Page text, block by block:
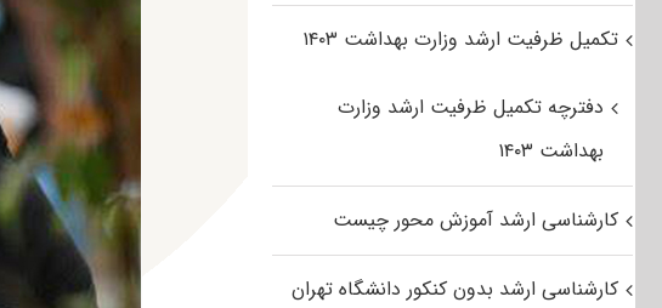
تکمیل ظرفیت ارشد وزارت بهداشت ۱۴۰۳
دفترچه تکمیل ظرفیت ارشد وزارت
بهداشت ۱۴۰۳
کارشناسی ارشد آموزش محور چیست
کارشناسی ارشد بدون کنکور دانشگاه تهران